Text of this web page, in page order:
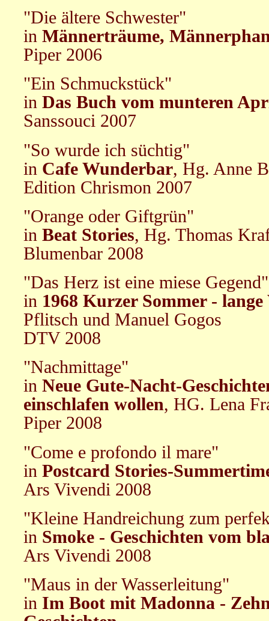
"Die ältere Schwester"
in Männerträume,
Piper 2006
"Ein Schmuckstück"
in Das Buch vom munteren
Sanssouci 2007
"So wurde ich süchtig"
in Cafe Wunderbar, Hg. Anne
Edition Chrismon 2007
"Orange oder Giftgrün"
in Beat Stories, Hg. Thomas
Blumenbar 2008
"Das Herz ist eine miese Gegend"
in 1968 Kurzer Sommer -
Pflitsch und Manuel Gogos
DTV 2008
"Nachmittage"
in Neue Gute-Nacht-
einschlafen wollen, HG. Lena
Piper 2008
"Come e profondo il mare"
in Postcard Stories-
Ars Vivendi 2008
"Kleine Handreichung zum
in Smoke - Geschichten vom
Ars Vivendi 2008
"Maus in der Wasserleitung"
in Im Boot mit Madonna -